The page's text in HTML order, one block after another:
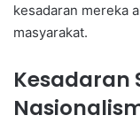
kesadaran mereka
masyarakat.
Kesadaran